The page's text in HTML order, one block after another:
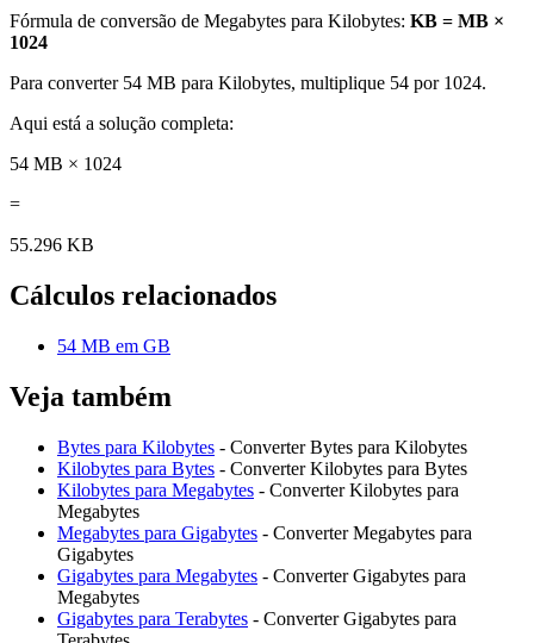
Fórmula de conversão de Megabytes para Kilobytes: KB = MB ×
1024
Para converter 54 MB para Kilobytes, multiplique 54 por 1024.
Aqui está a solução completa:
54 MB × 1024
=
55.296 KB
Cálculos relacionados
54 MB em GB
Veja também
Bytes para Kilobytes - Converter Bytes para Kilobytes
Kilobytes para Bytes - Converter Kilobytes para Bytes
Kilobytes para Megabytes - Converter Kilobytes para
Megabytes
Megabytes para Gigabytes - Converter Megabytes para
Gigabytes
Gigabytes para Megabytes - Converter Gigabytes para
Megabytes
Gigabytes para Terabytes - Converter Gigabytes para